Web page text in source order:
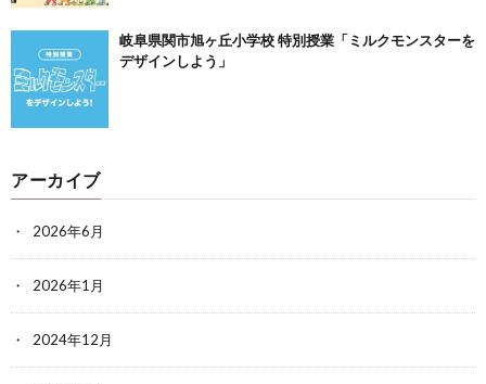
岐阜県関市旭ヶ丘小学校 特別授業「ミルクモンスターを
デザインしよう」
アーカイブ
2026年6月
2026年1月
2024年12月